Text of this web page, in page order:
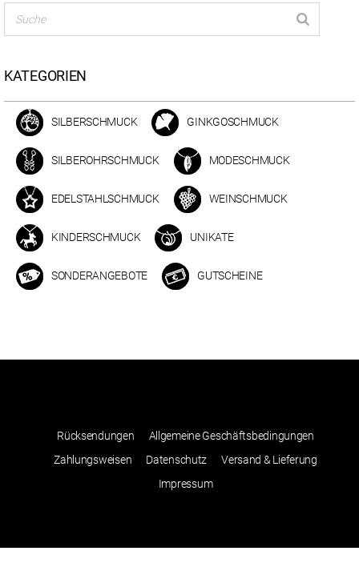
KATEGORIEN
SILBERSCHMUCK GINKGOSCHMUCK
SILBEROHRSCHMUCK MODESCHMUCK
EDELSTAHLSCHMUCK WEINSCHMUCK
KINDERSCHMUCK UNIKATE
SONDERANGEBOTE GUTSCHEINE
Rücksendungen
Allgemeine Geschäftsbedingungen
Zahlungsweisen
Datenschutz
Versand & Lieferung
Impressum